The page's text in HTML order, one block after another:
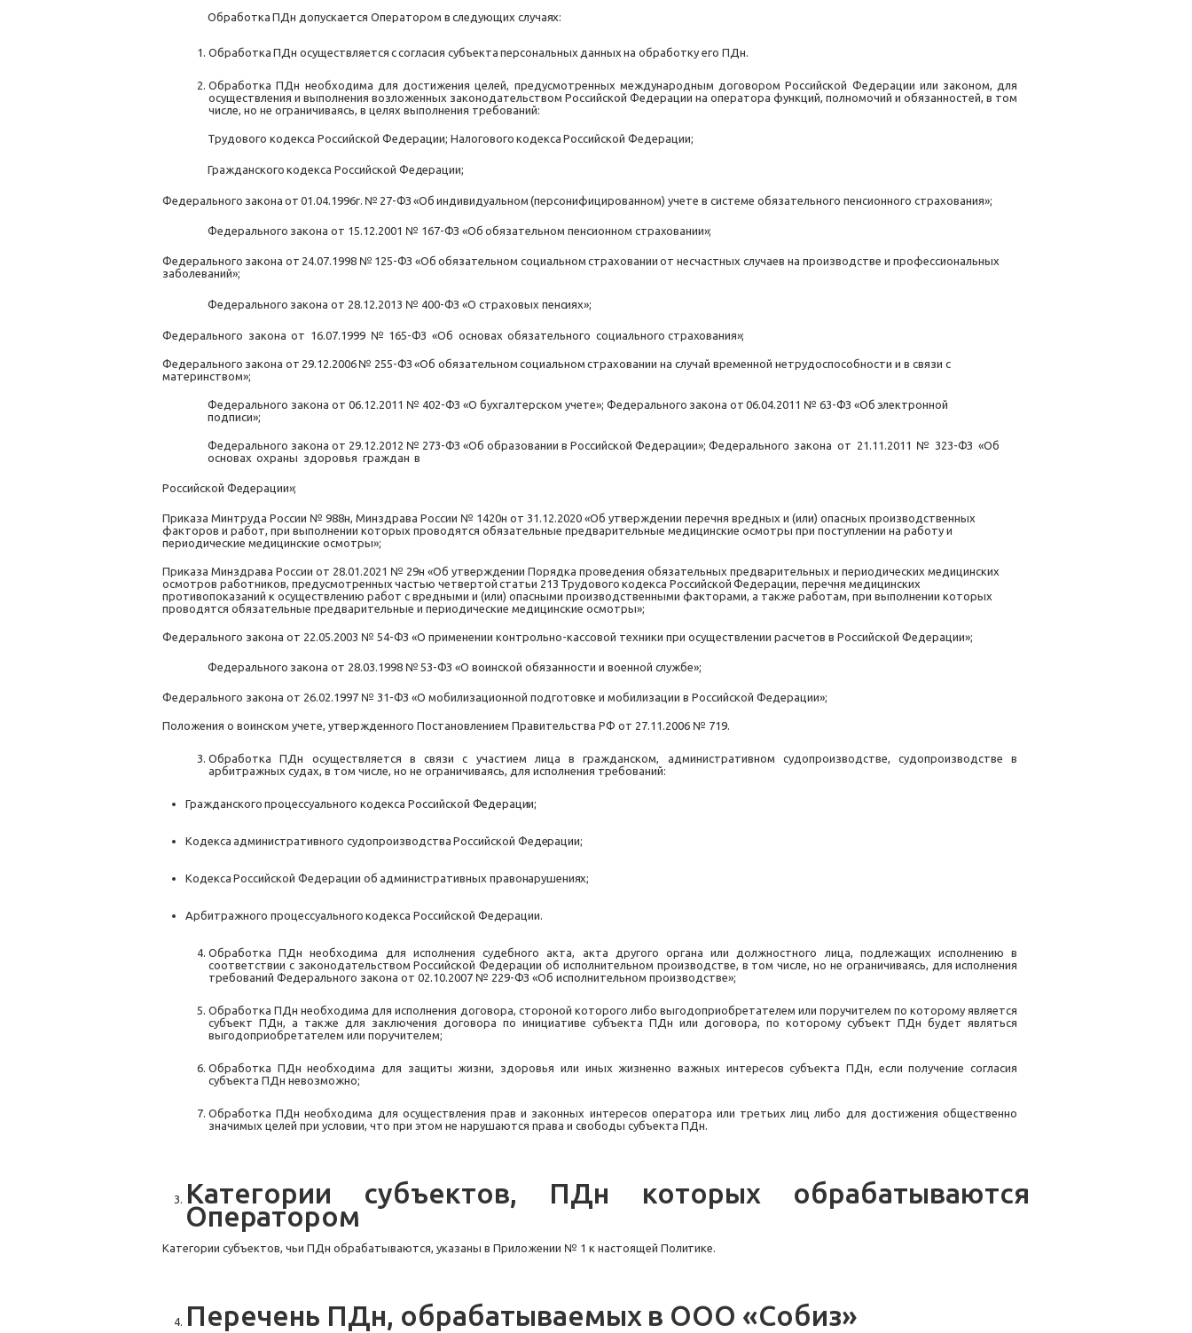
Обработка ПДн допускается Оператором в следующих случаях:
Обработка ПДн осуществляется ссогласия субъекта персональных данных на обработку его ПДн.
Обработка ПДн необходима для достижения целей, предусмотренных международным договором Российской Федерации или законом, для
осуществления и выполнения возложенных законодательством Российской Федерации на оператора функций, полномочий и обязанностей, в том
числе, но не ограничиваясь, в целях выполнения требований:
Трудового кодекса Российской Федерации; Налогового кодекса Российской Федерации;
Гражданского кодекса Российской Федерации;
Федерального закона от 01.04.1996г. № 27-ФЗ «Об индивидуальном (персонифицированном) учете в системе обязательного пенсионного страхования»;
Федерального закона от 15.12.2001 № 167-ФЗ «Об обязательном пенсионном страховании»;
Федерального закона от 24.07.1998 № 125-ФЗ «Об обязательном социальном страховании от несчастных случаев на производстве и профессиональных
заболеваний»;
Федерального закона от 28.12.2013 № 400-ФЗ «О страховых пенсиях»;
Федерального закона от 16.07.1999 № 165-ФЗ «Об основах обязательного социальногострахования»;
Федерального закона от 29.12.2006 № 255-ФЗ «Об обязательном социальном страховании на случай временной нетрудоспособности и в связи с
материнством»;
Федерального закона от 06.12.2011 № 402-ФЗ «О бухгалтерском учете»; Федерального закона от 06.04.2011 № 63-ФЗ «Об электронной
подписи»;
Федерального закона от 29.12.2012 № 273-ФЗ «Об образовании в Российской Федерации»; Федерального закона от 21.11.2011 № 323-ФЗ «Об
основах охраны здоровья граждан в
Российской Федерации»;
Приказа Минтруда России № 988н, Минздрава России № 1420н от 31.12.2020 «Об утверждении перечня вредных и (или) опасных производственных
факторов и работ, при выполнении которых проводятся обязательные предварительные медицинские осмотры при поступлении на работу и
периодические медицинские осмотры»;
Приказа Минздрава России от 28.01.2021 № 29н «Об утверждении Порядка проведения обязательных предварительных и периодических медицинских
осмотров работников, предусмотренных частью четвертой статьи 213 Трудового кодекса Российской Федерации, перечня медицинских
противопоказаний к осуществлению работ с вредными и (или) опасными производственными факторами, а также работам, при выполнении которых
проводятся обязательные предварительные и периодические медицинские осмотры»;
Федерального закона от 22.05.2003 № 54-ФЗ «О применении контрольно-кассовой техники при осуществлении расчетов в Российской Федерации»;
Федерального закона от 28.03.1998 № 53-ФЗ «О воинской обязанности и военной службе»;
Федерального закона от 26.02.1997 № 31-ФЗ «О мобилизационной подготовке и мобилизации в Российской Федерации»;
Положения о воинском учете, утвержденного Постановлением Правительства РФ от 27.11.2006 № 719.
Обработка ПДн осуществляется в связи с участием лица в гражданском, административном судопроизводстве, судопроизводстве в
арбитражных судах, в том числе, но не ограничиваясь, для исполнения требований:
Гражданского процессуального кодекса Российской Федерации;
Кодекса административного судопроизводства Российской Федерации;
Кодекса Российской Федерации об административных правонарушениях;
Арбитражного процессуального кодекса Российской Федерации.
Обработка ПДн необходима для исполнения судебного акта, акта другого органа или должностного лица, подлежащих исполнению в
соответствии с законодательством Российской Федерации об исполнительном производстве, в том числе, но не ограничиваясь, для исполнения
требований Федерального закона от 02.10.2007 № 229-ФЗ «Об исполнительном производстве»;
Обработка ПДн необходима для исполнения договора, стороной которого либо выгодоприобретателем или поручителем по которому является
субъект ПДн, а также для заключения договора по инициативе субъекта ПДн или договора, по которому субъект ПДн будет являться
выгодоприобретателем или поручителем;
Обработка ПДн необходима для защиты жизни, здоровья или иных жизненно важных интересов субъекта ПДн, если получение согласия
субъекта ПДн невозможно;
Обработка ПДн необходима для осуществления прав и законных интересов оператора или третьих лиц либо для достижения общественно
значимых целей при условии, что при этом не нарушаются права и свободы субъекта ПДн.
Категории субъектов, ПДн которых обрабатываются
Оператором
Категории субъектов, чьи ПДн обрабатываются, указаны в Приложении № 1 к настоящей Политике.
Перечень ПДн, обрабатываемых в ООО «Собиз»